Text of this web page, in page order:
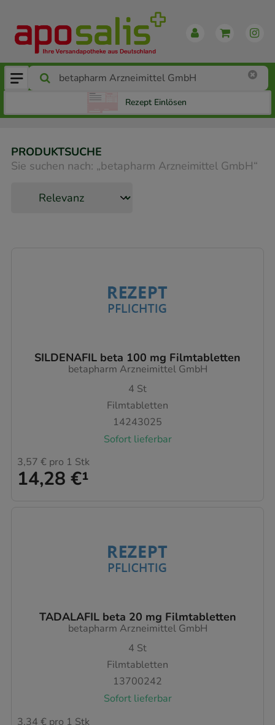
Rezept Einlösen
PRODUKTSUCHE
Sie suchen nach: „betapharm Arzneimittel GmbH“
SILDENAFIL beta 100 mg Filmtabletten
betapharm Arzneimittel GmbH
4 St
Filmtabletten
14243025
Sofort lieferbar
14,28 €¹
3,57 € pro 1 Stk
TADALAFIL beta 20 mg Filmtabletten
betapharm Arzneimittel GmbH
4 St
Filmtabletten
13700242
Sofort lieferbar
3,34 € pro 1 Stk